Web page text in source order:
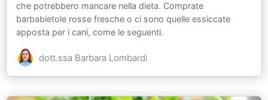
che potrebbero mancare nella dieta. Comprate
barbabietole rosse fresche o ci sono quelle essiccate
apposta per i cani, come le seguenti.
dott.ssa Barbara Lombardi